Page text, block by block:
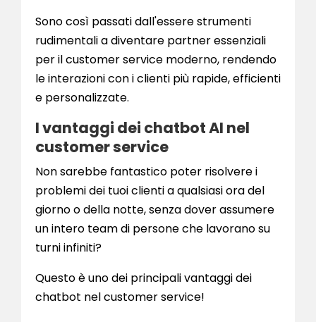
Sono così passati dall'essere strumenti
rudimentali a diventare partner essenziali
per il customer service moderno, rendendo
le interazioni con i clienti più rapide, efficienti
e personalizzate.
I vantaggi dei chatbot AI nel
customer service
Non sarebbe fantastico poter risolvere i
problemi dei tuoi clienti a qualsiasi ora del
giorno o della notte, senza dover assumere
un intero team di persone che lavorano su
turni infiniti?
Questo è uno dei principali vantaggi dei
chatbot nel customer service!